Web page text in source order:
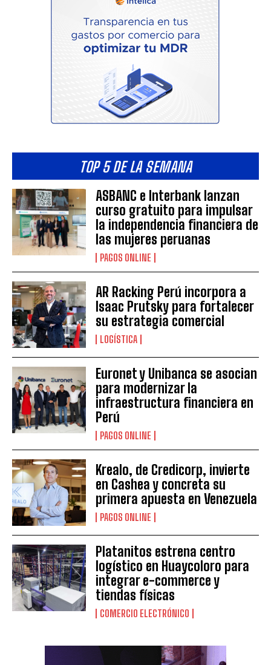
TOP 5 DE LA SEMANA
ASBANC e Interbank lanzan
curso gratuito para impulsar
la independencia financiera de
las mujeres peruanas
PAGOS ONLINE
AR Racking Perú incorpora a
Isaac Prutsky para fortalecer
su estrategia comercial
LOGÍSTICA
Euronet y Unibanca se asocian
para modernizar la
infraestructura financiera en
Perú
PAGOS ONLINE
Krealo, de Credicorp, invierte
en Cashea y concreta su
primera apuesta en Venezuela
PAGOS ONLINE
Platanitos estrena centro
logístico en Huaycoloro para
integrar e-commerce y
tiendas físicas
COMERCIO ELECTRÓNICO